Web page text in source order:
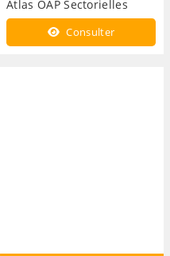
Atlas OAP Sectorielles
Consulter